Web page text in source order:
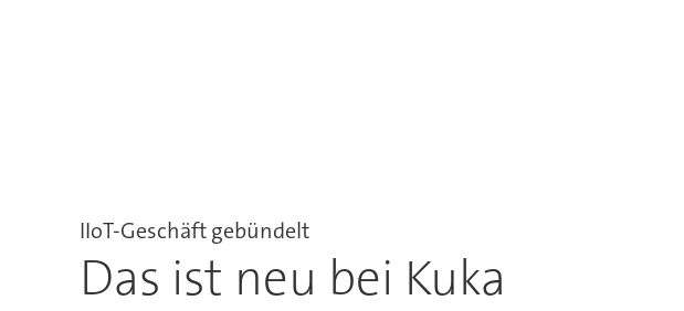
IIoT-Geschäft gebündelt
Das ist neu bei Kuka